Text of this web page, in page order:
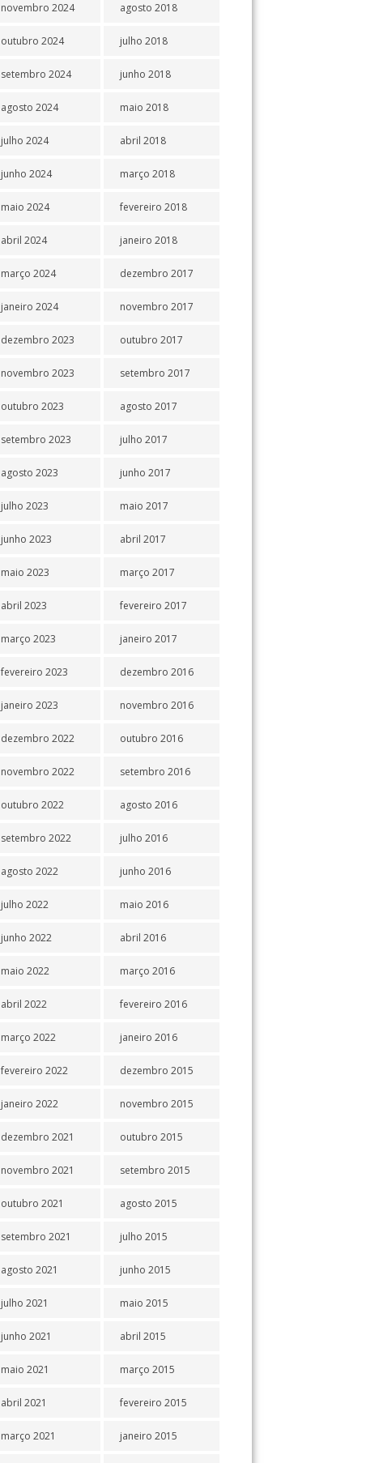
novembro 2024
outubro 2024
setembro 2024
agosto 2024
julho 2024
junho 2024
maio 2024
abril 2024
março 2024
janeiro 2024
dezembro 2023
novembro 2023
outubro 2023
setembro 2023
agosto 2023
julho 2023
junho 2023
maio 2023
abril 2023
março 2023
fevereiro 2023
janeiro 2023
dezembro 2022
novembro 2022
outubro 2022
setembro 2022
agosto 2022
julho 2022
junho 2022
maio 2022
abril 2022
março 2022
fevereiro 2022
janeiro 2022
dezembro 2021
novembro 2021
outubro 2021
setembro 2021
agosto 2021
julho 2021
junho 2021
maio 2021
abril 2021
março 2021
agosto 2018
julho 2018
junho 2018
maio 2018
abril 2018
março 2018
fevereiro 2018
janeiro 2018
dezembro 2017
novembro 2017
outubro 2017
setembro 2017
agosto 2017
julho 2017
junho 2017
maio 2017
abril 2017
março 2017
fevereiro 2017
janeiro 2017
dezembro 2016
novembro 2016
outubro 2016
setembro 2016
agosto 2016
julho 2016
junho 2016
maio 2016
abril 2016
março 2016
fevereiro 2016
janeiro 2016
dezembro 2015
novembro 2015
outubro 2015
setembro 2015
agosto 2015
julho 2015
junho 2015
maio 2015
abril 2015
março 2015
fevereiro 2015
janeiro 2015